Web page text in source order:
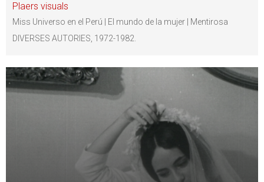
Plaers visuals
Miss Universo en el Perú | El mundo de la mujer | Mentirosa
DIVERSES AUTORIES, 1972-1982.